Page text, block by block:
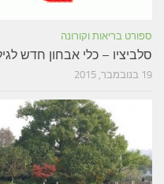
בריאות וקורונה
– כלי אבחון חדש